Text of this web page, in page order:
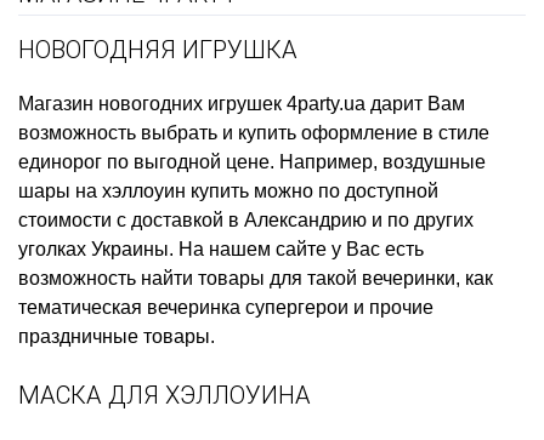
НОВОГОДНЯЯ ИГРУШКА
Магазин новогодних игрушек 4party.ua дарит Вам
возможность выбрать и купить оформление в стиле
единорог по выгодной цене. Например, воздушные
шары на хэллоуин купить можно по доступной
стоимости с доставкой в Александрию и по других
уголках Украины. На нашем сайте у Вас есть
возможность найти товары для такой вечеринки, как
тематическая вечеринка супергерои и прочие
праздничные товары.
МАСКА ДЛЯ ХЭЛЛОУИНА